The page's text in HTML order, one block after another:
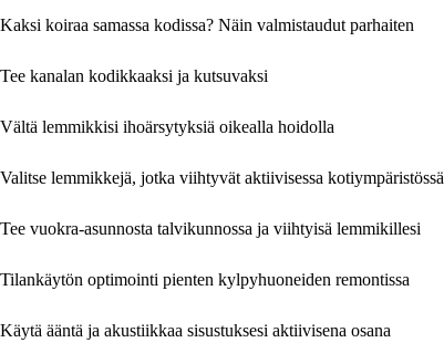
Kaksi koiraa samassa kodissa? Näin valmistaudut parhaiten
Tee kanalan kodikkaaksi ja kutsuvaksi
Vältä lemmikkisi ihoärsytyksiä oikealla hoidolla
Valitse lemmikkejä, jotka viihtyvät aktiivisessa kotiympäristössä
Tee vuokra-asunnosta talvikunnossa ja viihtyisä lemmikillesi
Tilankäytön optimointi pienten kylpyhuoneiden remontissa
Käytä ääntä ja akustiikkaa sisustuksesi aktiivisena osana